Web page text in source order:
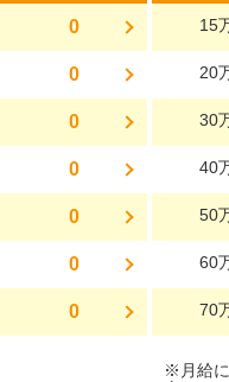
0
0
0
0
0
0
0
15
20
30
40
50
60
70
※月給